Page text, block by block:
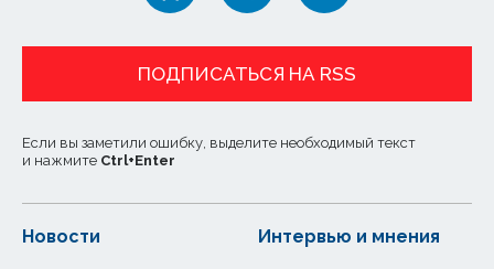
ПОДПИСАТЬСЯ НА RSS
Если вы заметили ошибку, выделите необходимый текст
и нажмите Ctrl+Enter
Новости Интервью и мнения